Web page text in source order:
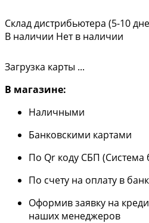
Склад дистрибьютера (5-10
В наличии Нет в наличии
Загрузка карты ...
В магазине:
Наличными
Банковскими картами
По Qr коду СБП (Система
По счету на оплату в
Оформив заявку на
наших менеджеров